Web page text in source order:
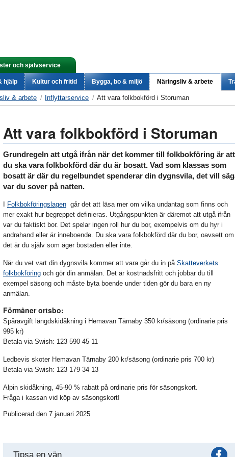
och självservice
hjälp Kultur och fritid Bygga, bo & miljö Näringsliv & arbete
& arbete Inflyttarservice Att vara folkbokförd i Storuman
Att vara folkbokförd i Storuman
Grundregeln att utgå ifrån när det kommer till folkbokföring är att
du ska vara folkbokförd där du är bosatt. Vad som klassas som
bosatt är där du regelbundet spenderar din dygnsvila, det vill
var du sover på natten.
I Folkbokföringslagen går det att läsa mer om vilka undantag som finns och
mer exakt hur begreppet definieras. Utgångspunkten är däremot att utgå ifrån
var du faktiskt bor. Det spelar ingen roll hur du bor, exempelvis om du hyr i
andrahand eller är inneboende. Du ska vara folkbokförd där du bor, oavsett om
det är du själv som äger bostaden eller inte.
När du vet vart din dygnsvila kommer att vara går du in på Skatteverkets
folkbokföring och gör din anmälan. Det är kostnadsfritt och jobbar du till
exempel säsong och måste byta boende under tiden gör du bara en ny
anmälan.
Förmåner ortsbo:
Spåravgift längdskidåkning i Hemavan Tärnaby 350 kr/säsong (ordinarie pris
995 kr)
Betala via Swish: 123 590 45 11
Ledbevis skoter Hemavan Tärnaby 200 kr/säsong (ordinarie pris 700 kr)
Betala via Swish: 123 179 34 13
Alpin skidåkning, 45-90 % rabatt på ordinarie pris för säsongskort.
Fråga i kassan vid köp av säsongskort!
Publicerad den 7 januari 2025
Tipsa en vän